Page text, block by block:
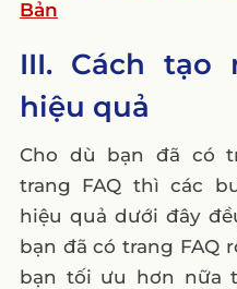
Bản
III. Cách tạo
hiệu quả
Cho dù bạn đã có
trang FAQ thì các
hiệu quả dưới đây
bạn đã có trang FAQ
bạn tối ưu hơn nữa